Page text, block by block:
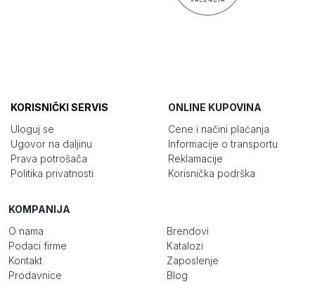
KORISNIČKI SERVIS
Uloguj se
Ugovor na daljinu
Prava potrošača
Politika privatnosti
ONLINE KUPOVINA
Cene i načini plaćanja
Informacije o transportu
Reklamacije
Korisnička podrška
KOMPANIJA
O nama
Podaci firme
Kontakt
Prodavnice
Brendovi
Katalozi
Zaposlenje
Blog